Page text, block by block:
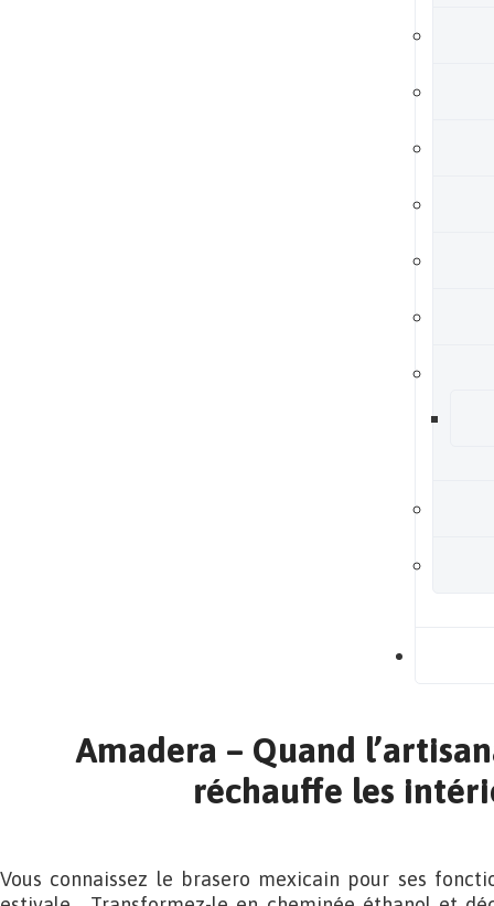
Amadera – Quand
réchauffe les
Vous connaissez le brasero mexicain pour ses